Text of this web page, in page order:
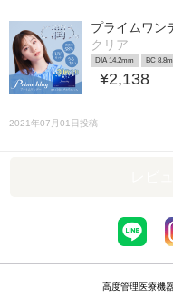
プライムワン
クリア
DIA 14.2mm BC
¥2,138
2021年07月01日投稿
高度管理医療機